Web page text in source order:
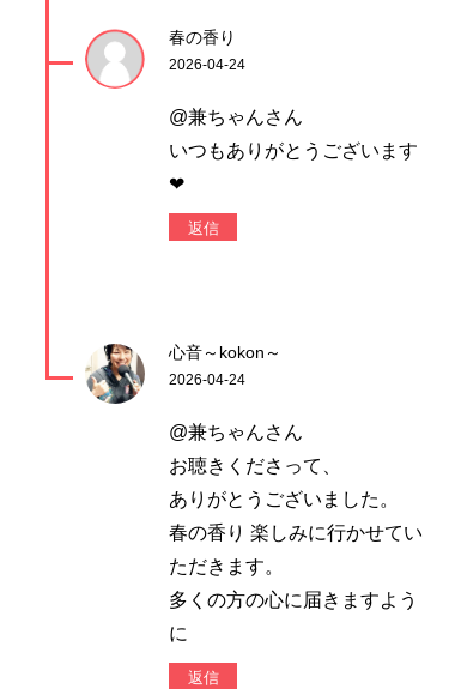
春の香り
2026-04-24
@兼ちゃんさん
いつもありがとうございます
❤
返信
心音～kokon～
2026-04-24
@兼ちゃんさん
お聴きくださって、
ありがとうございました。
春の香り 楽しみに行かせてい
ただきます。
多くの方の心に届きますよう
に
返信